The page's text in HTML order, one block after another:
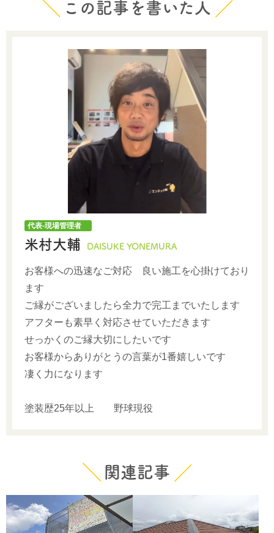
この記事を書いた人
代表-現場管理者
米村大輔 DAISUKE YONEMURA
お客様への迅速なご対応 良い施工を心掛けており
ます
ご縁がございましたら全力で完工までいたします
アフターも素早く対応させていただきます
せっかくのご縁大切にしたいです
お客様からありがとうの言葉が1番嬉しいです
凄く力になります
塗装歴25年以上 野球現役
関連記事